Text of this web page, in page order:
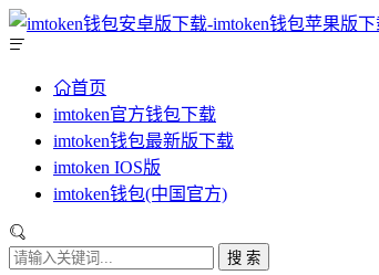
首页
imtoken官方钱包下载
imtoken钱包最新版下载
imtoken IOS版
imtoken钱包(中国官方)
搜 索